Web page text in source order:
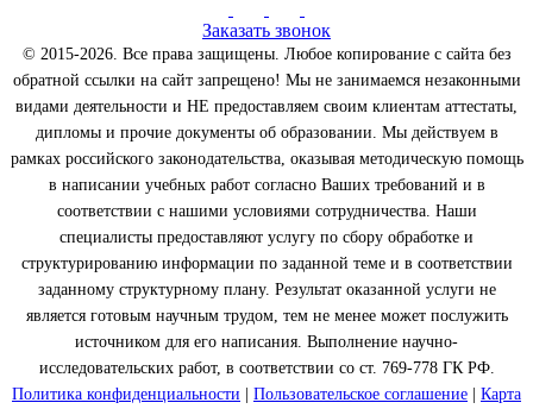
Заказать звонок
© 2015-2026. Все права защищены. Любое копирование с сайта без
обратной ссылки на сайт запрещено! Мы не занимаемся незаконными
видами деятельности и НЕ предоставляем своим клиентам аттестаты,
дипломы и прочие документы об образовании. Мы действуем в
рамках российского законодательства, оказывая методическую помощь
в написании учебных работ согласно Ваших требований и в
соответствии с нашими условиями сотрудничества. Наши
специалисты предоставляют услугу по сбору обработке и
структурированию информации по заданной теме и в соответствии
заданному структурному плану. Результат оказанной услуги не
является готовым научным трудом, тем не менее может послужить
источником для его написания. Выполнение научно-
исследовательских работ, в соответствии со ст. 769-778 ГК РФ.
Политика конфиденциальности
Пользовательское соглашение
Карта